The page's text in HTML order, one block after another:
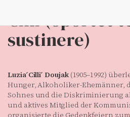
Cilli (oportet
sustinere)
Luzia ́Cilli ́ Doujak(1905–1992)
Hunger, Alkoholiker-Ehemänner,
Sohnes und die Diskriminierung
und aktives Mitglied der
organisierte die Gedenkfeiern